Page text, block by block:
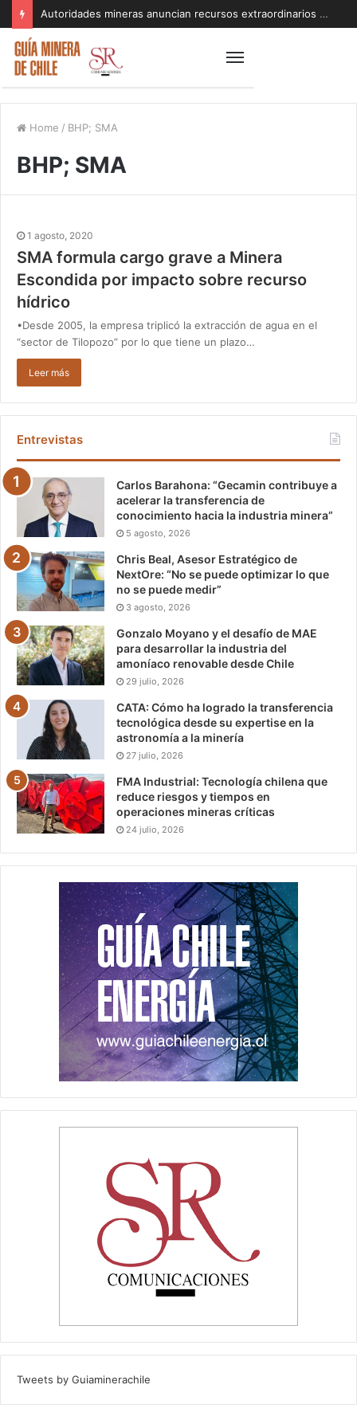
Autoridades mineras anuncian recursos extraordinarios para pequeños mineros afectados por el sistema frontal en Coquimbo y Atacama
Home / BHP; SMA
BHP; SMA
1 agosto, 2020
SMA formula cargo grave a Minera
Escondida por impacto sobre recurso
hídrico
•Desde 2005, la empresa triplicó la extracción de agua en el
“sector de Tilopozo” por lo que tiene un plazo…
Leer más
Entrevistas
Carlos Barahona: “Gecamin contribuye a
acelerar la transferencia de
conocimiento hacia la industria minera”
5 agosto, 2026
Chris Beal, Asesor Estratégico de
NextOre: “No se puede optimizar lo que
no se puede medir”
3 agosto, 2026
Gonzalo Moyano y el desafío de MAE
para desarrollar la industria del
amoníaco renovable desde Chile
29 julio, 2026
CATA: Cómo ha logrado la transferencia
tecnológica desde su expertise en la
astronomía a la minería
27 julio, 2026
FMA Industrial: Tecnología chilena que
reduce riesgos y tiempos en
operaciones mineras críticas
24 julio, 2026
Tweets by Guiaminerachile